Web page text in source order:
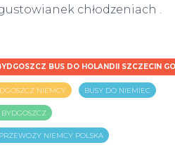
chłodzeniach .
BUS DO HOLANDII SZCZECIN
NIEMCY BUSY DO NIEMIEC
PRZEWOZY NIEMCY POLSKA